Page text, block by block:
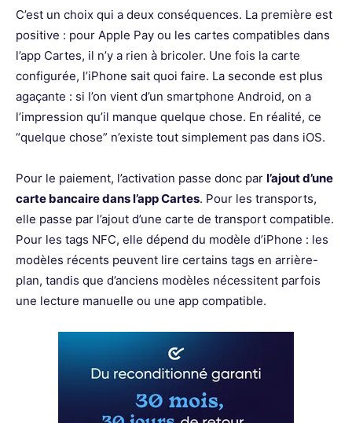
C’est un choix qui a deux conséquences. La première est
positive : pour Apple Pay ou les cartes compatibles dans
l’app Cartes, il n’y a rien à bricoler. Une fois la carte
configurée, l’iPhone sait quoi faire. La seconde est plus
agaçante : si l’on vient d’un smartphone Android, on a
l’impression qu’il manque quelque chose. En réalité, ce
“quelque chose” n’existe tout simplement pas dans iOS.
Pour le paiement, l’activation passe donc par l’ajout d’une
carte bancaire dans l’app Cartes. Pour les transports,
elle passe par l’ajout d’une carte de transport compatible.
Pour les tags NFC, elle dépend du modèle d’iPhone : les
modèles récents peuvent lire certains tags en arrière-
plan, tandis que d’anciens modèles nécessitent parfois
une lecture manuelle ou une app compatible.